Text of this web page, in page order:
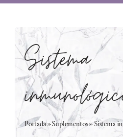
Sistema
Portada»Suplementos»Sistema